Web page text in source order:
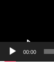
00:00